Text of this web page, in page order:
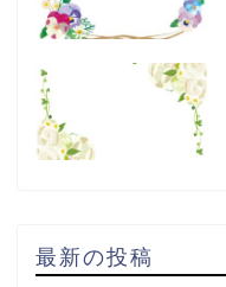
最新の投稿